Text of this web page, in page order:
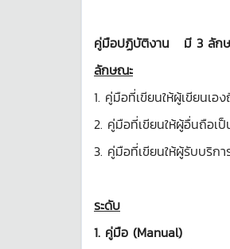
คู่มือปฏิบัติงาน มี 3 ลัก
ลักษณะ
1. คู่มือที่เขียนให้ผู้เขียนเอ
2. คู่มือที่เขียนให้ผู้อื่นถือเ
3. คู่มือที่เขียนให้ผู้รับบริก
ระดับ
1. คู่มือ (Manual)